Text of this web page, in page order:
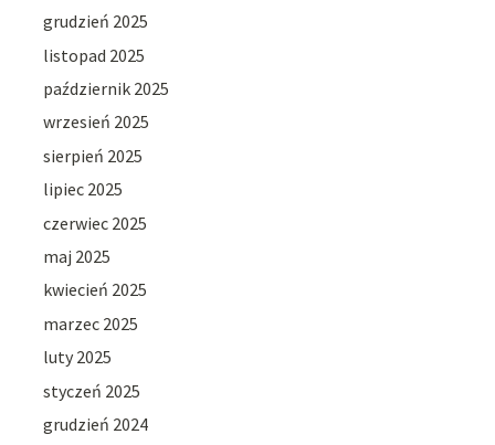
grudzień 2025
listopad 2025
październik 2025
wrzesień 2025
sierpień 2025
lipiec 2025
czerwiec 2025
maj 2025
kwiecień 2025
marzec 2025
luty 2025
styczeń 2025
grudzień 2024